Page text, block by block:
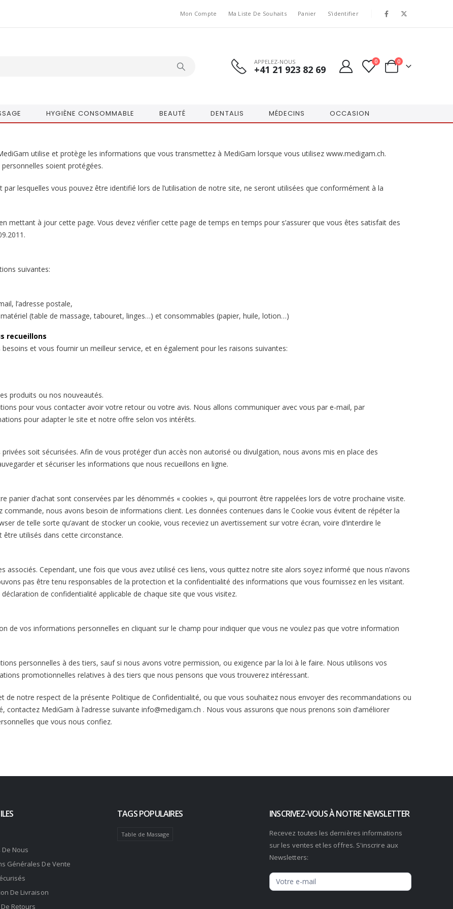
Mon Compte Ma Liste De Souhaits Panier S'identifier
APPELEZ-NOUS
+41 21 923 82 69
0 0
HYGIÈNE CONSOMMABLE BEAUTÉ DENTALIS MÉDECINS OCCASION
utilise et protège les informations que vous transmettez à MediGam lorsque vous utilisez www.medigam.ch.
soient protégées.
lesquelles vous pouvez être identifié lors de l’utilisation de notre site, ne seront utilisées que conformément à la
mettant à jour cette page. Vous devez vérifier cette page de temps en temps pour s’assurer que vous êtes satisfait des
suivantes:
l’adresse postale,
(table de massage, tabouret, linges…) et consommables (papier, huile, lotion…)
recueillons
et vous fournir un meilleur service, et en également pour les raisons suivantes:
produits ou nos nouveautés.
pour vous contacter avoir votre retour ou votre avis. Nous allons communiquer avec vous par e-mail, par
pour adapter le site et notre offre selon vos intérêts.
soit sécurisées. Afin de vous protéger d’un accès non autorisé ou divulgation, nous avons mis en place des
et sécuriser les informations que nous recueillons en ligne.
panier d’achat sont conservées par les dénommés « cookies », qui pourront être rappelées lors de votre prochaine visite.
nous avons besoin de informations client. Les données contenues dans le Cookie vous évitent de répéter la
de telle sorte qu’avant de stocker un cookie, vous receviez un avertissement sur votre écran, voire d’interdire le
utilisés dans cette circonstance.
associés. Cependant, une fois que vous avez utilisé ces liens, vous quittez notre site alors soyez informé que nous n’avons
pas être tenu responsables de la protection et la confidentialité des informations que vous fournissez en les visitant.
de confidentialité applicable de chaque site que vous visitez.
de vos informations personnelles en cliquant sur le champ pour indiquer que vous ne voulez pas que votre information
personnelles à des tiers, sauf si nous avons votre permission, ou exigence par la loi à le faire. Nous utilisons vos
promotionnelles relatives à des tiers que nous pensons que vous trouverez intéressant.
de notre respect de la présente Politique de Confidentialité, ou que vous souhaitez nous envoyer des recommandations ou
contactez MediGam à l’adresse suivante info@medigam.ch . Nous vous assurons que nous prenons soin d’améliorer
que vous nous confiez.
Nous
Générales De Vente
De Livraison
Retours
TAGS POPULAIRES
Table de Massage
INSCRIVEZ-VOUS À NOTRE NEWSLETTER
Recevez toutes les dernières informations
sur les ventes et les offres. S'inscrire aux
Newsletters:
Newsletter